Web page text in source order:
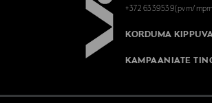
+372 6339539(pvm/
KORDUMA
KAMPAANIATE